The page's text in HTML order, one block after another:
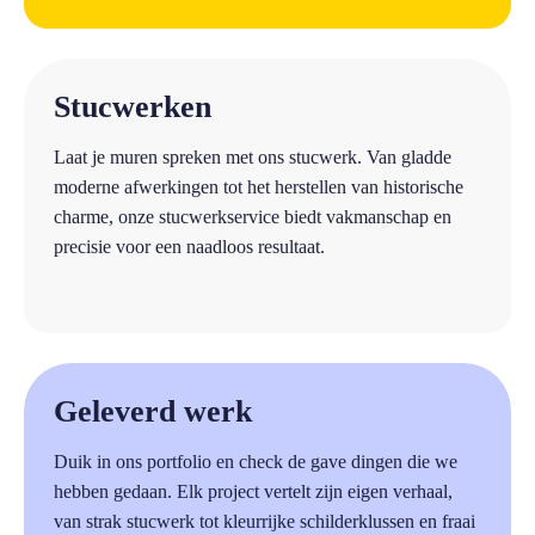
Stucwerken
Laat je muren spreken met ons stucwerk. Van gladde
moderne afwerkingen tot het herstellen van historische
charme, onze stucwerkservice biedt vakmanschap en
precisie voor een naadloos resultaat.
Geleverd werk
Duik in ons portfolio en check de gave dingen die we
hebben gedaan. Elk project vertelt zijn eigen verhaal,
van strak stucwerk tot kleurrijke schilderklussen en fraai